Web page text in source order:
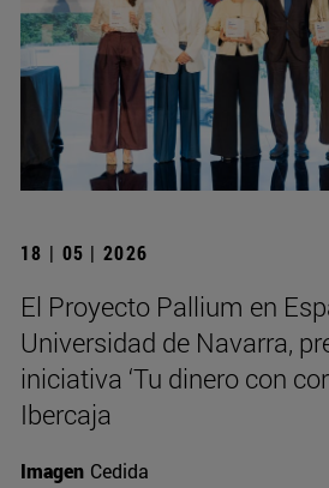
18 | 05 | 2026
El Proyecto Pallium en
Universidad de Navarra,
iniciativa ‘Tu dinero con
Ibercaja
Imagen Cedida